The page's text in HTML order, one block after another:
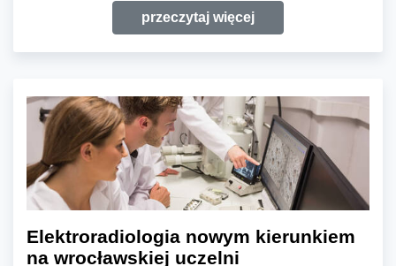
przeczytaj więcej
Elektroradiologia nowym kierunkiem
na wrocławskiej uczelni